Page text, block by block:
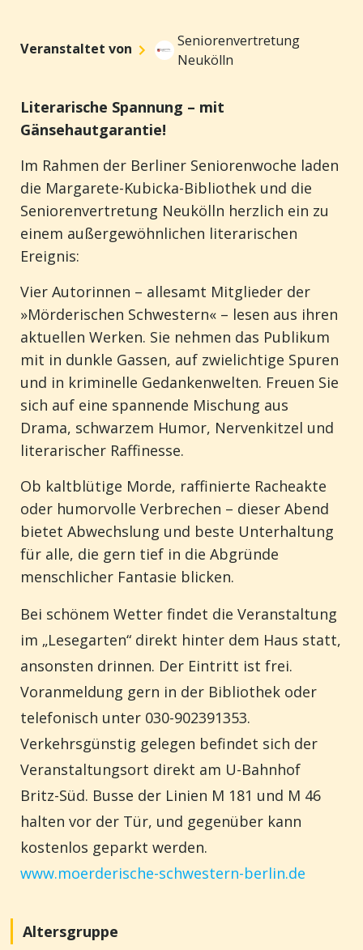
Veranstaltet von
Seniorenvertretung
Neukölln
Literarische Spannung – mit
Gänsehautgarantie!
Im Rahmen der Berliner Seniorenwoche laden
die Margarete-Kubicka-Bibliothek und die
Seniorenvertretung Neukölln herzlich ein zu
einem außergewöhnlichen literarischen
Ereignis:
Vier Autorinnen – allesamt Mitglieder der
»Mörderischen Schwestern« – lesen aus ihren
aktuellen Werken. Sie nehmen das Publikum
mit in dunkle Gassen, auf zwielichtige Spuren
und in kriminelle Gedankenwelten. Freuen Sie
sich auf eine spannende Mischung aus
Drama, schwarzem Humor, Nervenkitzel und
literarischer Raffinesse.
Ob kaltblütige Morde, raffinierte Racheakte
oder humorvolle Verbrechen – dieser Abend
bietet Abwechslung und beste Unterhaltung
für alle, die gern tief in die Abgründe
menschlicher Fantasie blicken.
Bei schönem Wetter findet die Veranstaltung
im „Lesegarten“ direkt hinter dem Haus statt,
ansonsten drinnen. Der Eintritt ist frei.
Voranmeldung gern in der Bibliothek oder
telefonisch unter 030-902391353.
Verkehrsgünstig gelegen befindet sich der
Veranstaltungsort direkt am U-Bahnhof
Britz-Süd. Busse der Linien M 181 und M 46
halten vor der Tür, und gegenüber kann
kostenlos geparkt werden.
www.moerderische-schwestern-berlin.de
Altersgruppe